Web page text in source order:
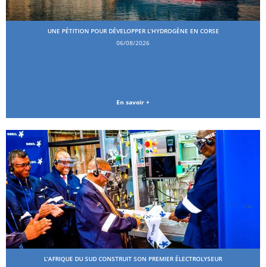
UNE PÉTITION POUR DÉVELOPPER L’HYDROGÈNE EN CORSE
06/08/2026
En savoir +
L’AFRIQUE DU SUD CONSTRUIT SON PREMIER ÉLECTROLYSEUR